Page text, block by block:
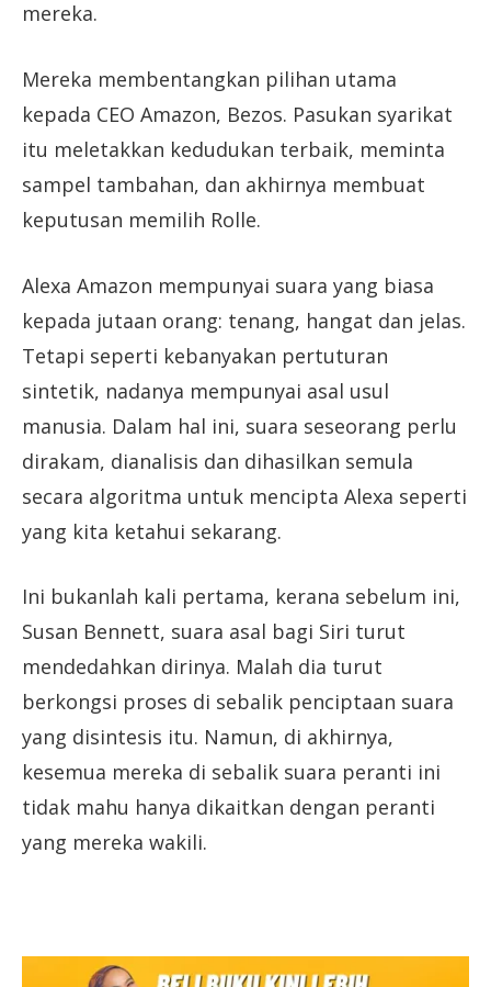
mereka.
Mereka membentangkan pilihan utama
kepada CEO Amazon, Bezos. Pasukan syarikat
itu meletakkan kedudukan terbaik, meminta
sampel tambahan, dan akhirnya membuat
keputusan memilih Rolle.
Alexa Amazon mempunyai suara yang biasa
kepada jutaan orang: tenang, hangat dan jelas.
Tetapi seperti kebanyakan pertuturan
sintetik, nadanya mempunyai asal usul
manusia. Dalam hal ini, suara seseorang perlu
dirakam, dianalisis dan dihasilkan semula
secara algoritma untuk mencipta Alexa seperti
yang kita ketahui sekarang.
Ini bukanlah kali pertama, kerana sebelum ini,
Susan Bennett, suara asal bagi Siri turut
mendedahkan dirinya. Malah dia turut
berkongsi proses di sebalik penciptaan suara
yang disintesis itu. Namun, di akhirnya,
kesemua mereka di sebalik suara peranti ini
tidak mahu hanya dikaitkan dengan peranti
yang mereka wakili.